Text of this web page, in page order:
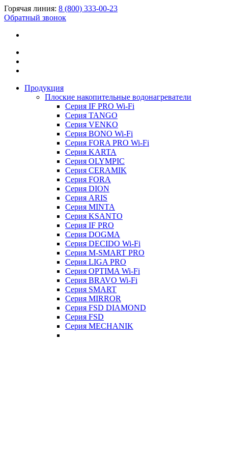
Горячая линия: 8 (800) 333-00-23
Обратный звонок
Продукция
Плоские накопительные водонагреватели
Серия IF PRO Wi-Fi
Серия TANGO
Серия VENKO
Серия BONO Wi-Fi
Серия FORA PRO Wi-Fi
Серия KARTA
Серия OLYMPIC
Серия CERAMIK
Серия FORA
Серия DION
Серия ARIS
Серия MINTA
Серия KSANTO
Серия IF PRO
Серия DOGMA
Серия DECIDO Wi-Fi
Серия M-SMART PRO
Серия LIGA PRO
Серия OPTIMA Wi-Fi
Серия BRAVO Wi-Fi
Серия SMART
Серия MIRROR
Серия FSD DIAMOND
Серия FSD
Серия MECHANIK